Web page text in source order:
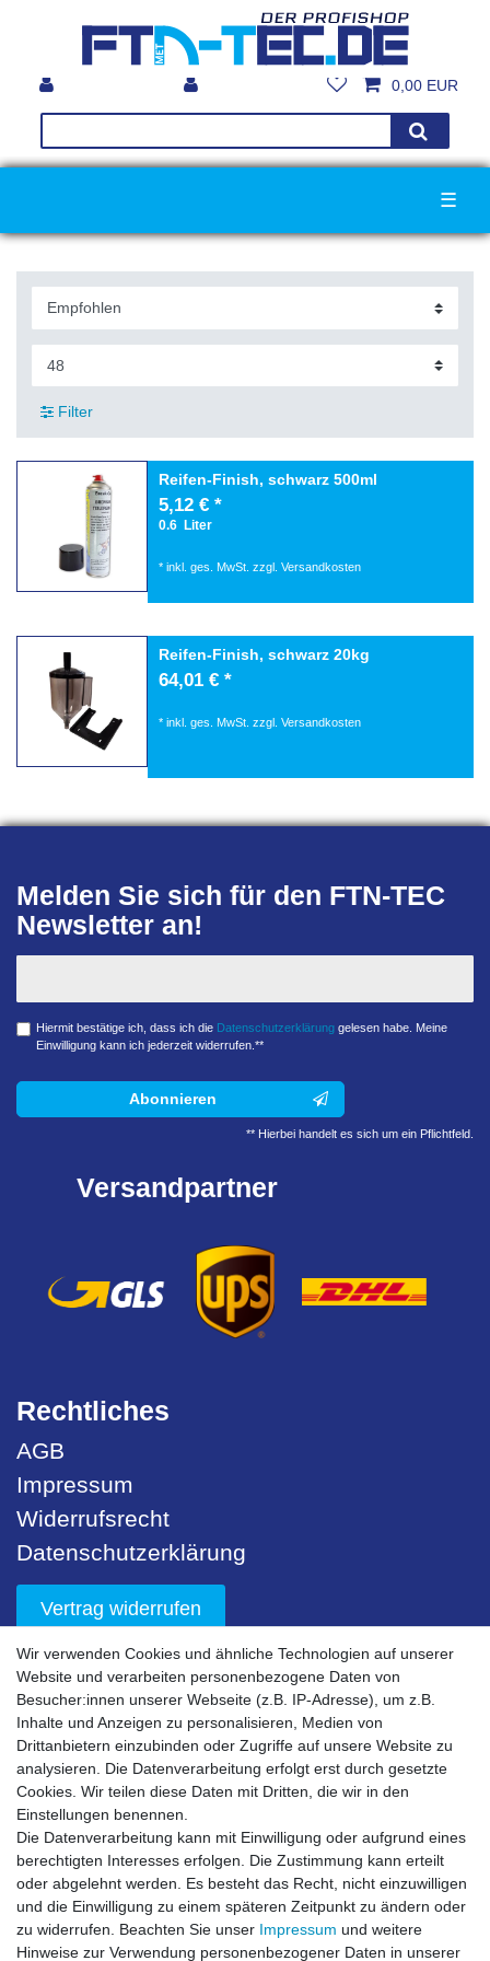
0,00 EUR
☰
Filter
Reifen-Finish, schwarz 500ml
5,12 € *
0.6 Liter
* inkl. ges. MwSt. zzgl. Versandkosten
Reifen-Finish, schwarz 20kg
64,01 € *
* inkl. ges. MwSt. zzgl. Versandkosten
Melden Sie sich für den FTN-TEC
Newsletter an!
Hiermit bestätige ich, dass ich die Daten­schutz­erklärunggelesen habe. Meine
Einwilligung kann ich jederzeit widerrufen.**
Abonnieren
** Hierbei handelt es sich um ein Pflichtfeld.
Versandpartner
Rechtliches
AGB
Impressum
Widerrufsrecht
Datenschutzerklärung
Vertrag widerrufen
Unser Service
Sicherheit
Nachhaltigkeit
Downloads
Bestell- & Servicehotline
Akzeptierte Zahlungsarten
Wir verwenden Cookies und ähnliche Technologien auf unserer
Website und verarbeiten personenbezogene Daten von
Besucher:innen unserer Webseite (z.B. IP-Adresse), um z.B.
Inhalte und Anzeigen zu personalisieren, Medien von
Drittanbietern einzubinden oder Zugriffe auf unsere Website zu
analysieren. Die Datenverarbeitung erfolgt erst durch gesetzte
Cookies. Wir teilen diese Daten mit Dritten, die wir in den
Einstellungen benennen.
Die Datenverarbeitung kann mit Einwilligung oder aufgrund eines
berechtigten Interesses erfolgen. Die Zustimmung kann erteilt
oder abgelehnt werden. Es besteht das Recht, nicht einzuwilligen
und die Einwilligung zu einem späteren Zeitpunkt zu ändern oder
zu widerrufen. Beachten Sie unser Impressum und weitere
Hinweise zur Verwendung personenbezogener Daten in unserer